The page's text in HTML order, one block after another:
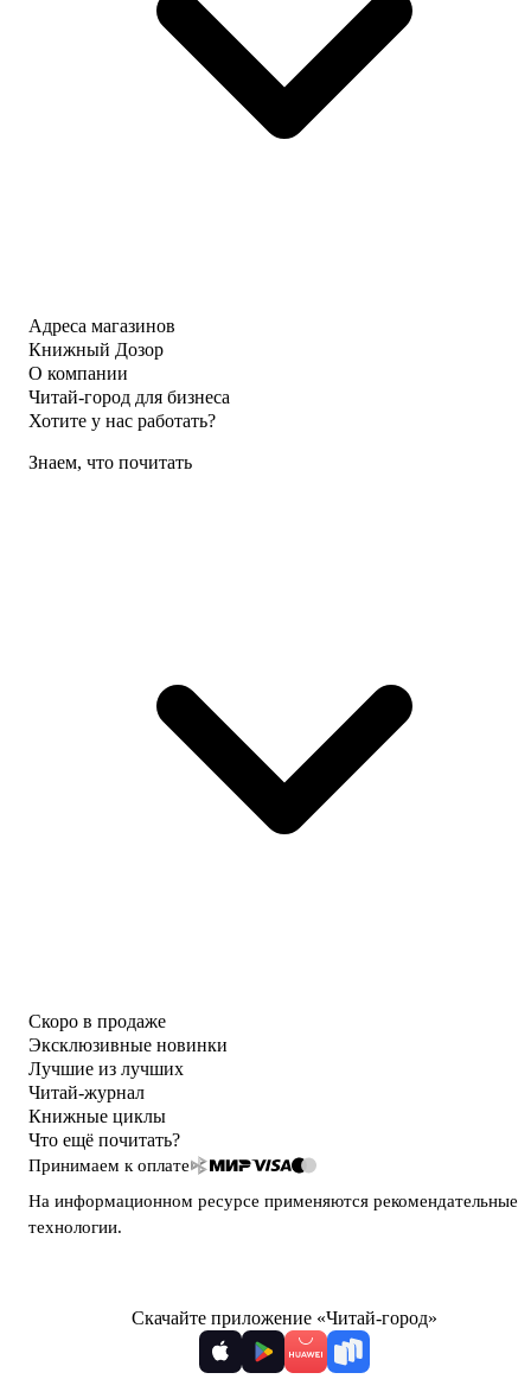
Адреса магазинов
Книжный Дозор
О компании
Читай-город для бизнеса
Хотите у нас работать?
Знаем, что почитать
Скоро в продаже
Эксклюзивные новинки
Лучшие из лучших
Читай-журнал
Книжные циклы
Что ещё почитать?
Принимаем к оплате
На информационном ресурсе применяются рекомендательные
технологии.
Скачайте приложение «Читай-город»